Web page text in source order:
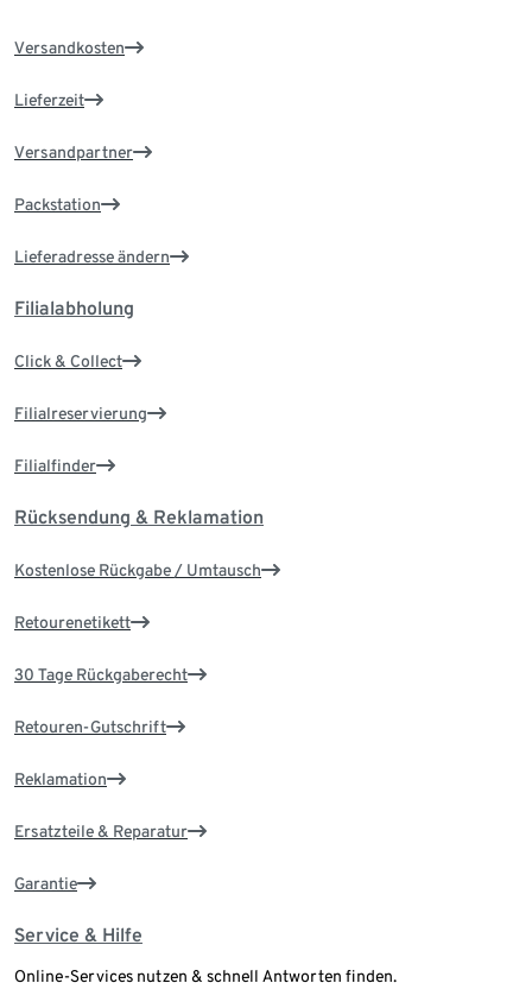
Versandkosten
Lieferzeit
Versandpartner
Packstation
Lieferadresse ändern
Filialabholung
Click & Collect
Filialreservierung
Filialfinder
Rücksendung & Reklamation
Kostenlose Rückgabe / Umtausch
Retourenetikett
30 Tage Rückgaberecht
Retouren-Gutschrift
Reklamation
Ersatzteile & Reparatur
Garantie
Service & Hilfe
Online-Services nutzen & schnell Antworten finden.